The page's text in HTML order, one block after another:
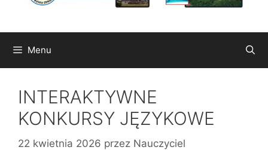
Menu
INTERAKTYWNE
KONKURSY JĘZYKOWE
22 kwietnia 2026 przez Nauczyciel